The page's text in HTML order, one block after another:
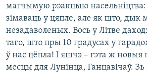
магчымую рэакцыю
зімаваць у цяпле, але як што, дык
незадаволеных. Вось у Літве
таго, што пры 10 градусах у
ў нас цёпла! І яшчэ – гэта ж новыя
месцы для Лунінца, Ганцавічаў. Зь